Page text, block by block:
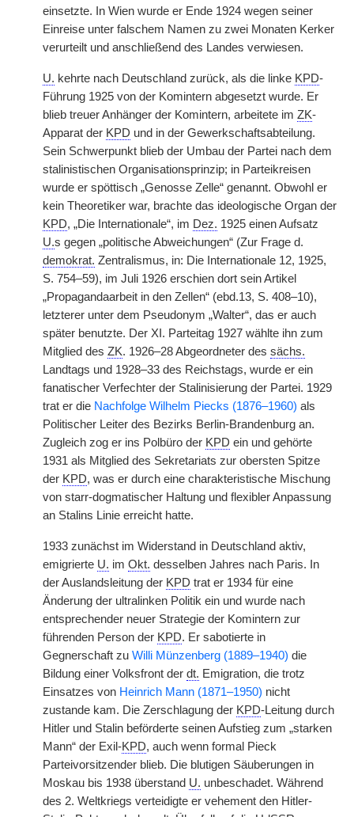
einsetzte. In Wien wurde er Ende 1924 wegen seiner
Einreise unter falschem Namen zu zwei Monaten Kerker
verurteilt und anschließend des Landes verwiesen.
U. kehrte nach Deutschland zurück, als die linke KPD-
Führung 1925 von der Komintern abgesetzt wurde. Er
blieb treuer Anhänger der Komintern, arbeitete im ZK-
Apparat der KPD und in der Gewerkschaftsabteilung.
Sein Schwerpunkt blieb der Umbau der Partei nach dem
stalinistischen Organisationsprinzip; in Parteikreisen
wurde er spöttisch „Genosse Zelle“ genannt. Obwohl er
kein Theoretiker war, brachte das ideologische Organ der
KPD, „Die Internationale“, im Dez. 1925 einen Aufsatz
U.s gegen „politische Abweichungen“ (Zur Frage d.
demokrat. Zentralismus, in: Die Internationale 12, 1925,
S. 754–59), im Juli 1926 erschien dort sein Artikel
„Propagandaarbeit in den Zellen“ (ebd.13, S. 408–10),
letzterer unter dem Pseudonym „Walter“, das er auch
später benutzte. Der XI. Parteitag 1927 wählte ihn zum
Mitglied des ZK. 1926–28 Abgeordneter des sächs.
Landtags und 1928–33 des Reichstags, wurde er ein
fanatischer Verfechter der Stalinisierung der Partei. 1929
trat er die Nachfolge Wilhelm Piecks (1876–1960) als
Politischer Leiter des Bezirks Berlin-Brandenburg an.
Zugleich zog er ins Polbüro der KPD ein und gehörte
1931 als Mitglied des Sekretariats zur obersten Spitze
der KPD, was er durch eine charakteristische Mischung
von starr-dogmatischer Haltung und flexibler Anpassung
an Stalins Linie erreicht hatte.
1933 zunächst im Widerstand in Deutschland aktiv,
emigrierte U. im Okt. desselben Jahres nach Paris. In
der Auslandsleitung der KPD trat er 1934 für eine
Änderung der ultralinken Politik ein und wurde nach
entsprechender neuer Strategie der Komintern zur
führenden Person der KPD. Er sabotierte in
Gegnerschaft zu Willi Münzenberg (1889–1940) die
Bildung einer Volksfront der dt. Emigration, die trotz
Einsatzes von Heinrich Mann (1871–1950) nicht
zustande kam. Die Zerschlagung der KPD-Leitung durch
Hitler und Stalin beförderte seinen Aufstieg zum „starken
Mann“ der Exil-KPD, auch wenn formal Pieck
Parteivorsitzender blieb. Die blutigen Säuberungen in
Moskau bis 1938 überstand U. unbeschadet. Während
des 2. Weltkriegs verteidigte er vehement den Hitler-